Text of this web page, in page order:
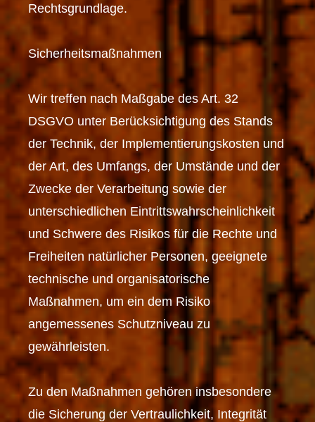
Rechtsgrundlage.
Sicherheitsmaßnahmen
Wir treffen nach Maßgabe des Art. 32
DSGVO unter Berücksichtigung des Stands
der Technik, der Implementierungskosten und
der Art, des Umfangs, der Umstände und der
Zwecke der Verarbeitung sowie der
unterschiedlichen Eintrittswahrscheinlichkeit
und Schwere des Risikos für die Rechte und
Freiheiten natürlicher Personen, geeignete
technische und organisatorische
Maßnahmen, um ein dem Risiko
angemessenes Schutzniveau zu
gewährleisten.
Zu den Maßnahmen gehören insbesondere
die Sicherung der Vertraulichkeit, Integrität